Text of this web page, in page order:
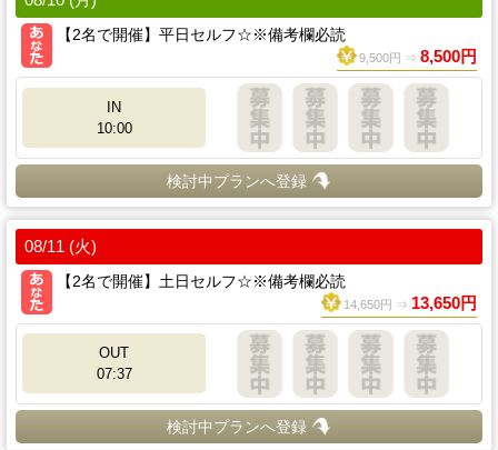
【2名で開催】平日セルフ☆※備考欄必読
9,500円 ⇒ 8,500円
IN
10:00
検討中プランへ登録
08/11 (火)
【2名で開催】土日セルフ☆※備考欄必読
14,650円 ⇒ 13,650円
OUT
07:37
検討中プランへ登録